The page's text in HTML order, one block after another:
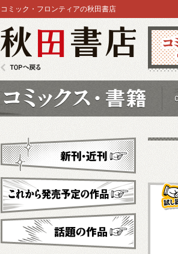
コミッ
コミック・フロンティアの秋田書店
新刊情報
新刊・近刊
これから発売予定